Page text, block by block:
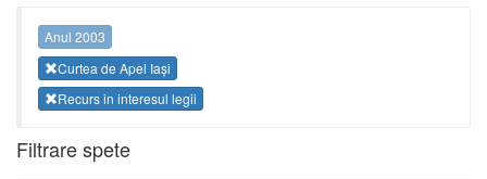
Anul 2003
Curtea de Apel Iași
Recurs in interesul legii
Filtrare spete